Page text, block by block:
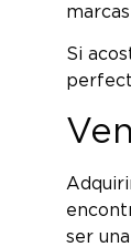
Si
ser